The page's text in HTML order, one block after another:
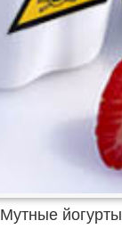
Мутные йогурты